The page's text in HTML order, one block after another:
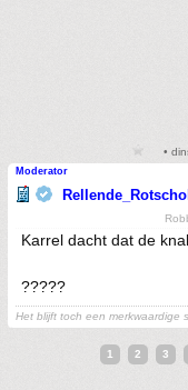
•
Moderator
Karrel dacht dat de
?????
Het blijft toch een merkwaardige
1 2 3